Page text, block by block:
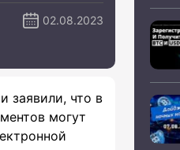
02.08.2023
заявили, что в
могут